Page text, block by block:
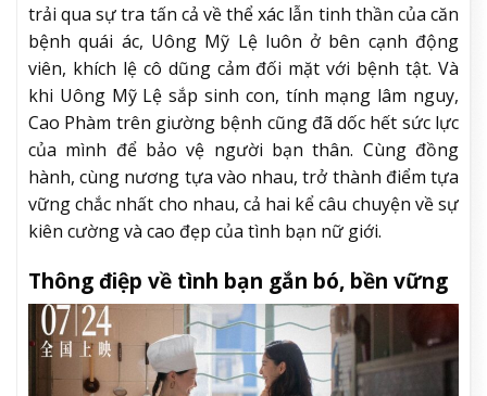
trải qua sự tra tấn cả về thể xác lẫn tinh thần của căn
bệnh quái ác, Uông Mỹ Lệ luôn ở bên cạnh động
viên, khích lệ cô dũng cảm đối mặt với bệnh tật. Và
khi Uông Mỹ Lệ sắp sinh con, tính mạng lâm nguy,
Cao Phàm trên giường bệnh cũng đã dốc hết sức lực
của mình để bảo vệ người bạn thân. Cùng đồng
hành, cùng nương tựa vào nhau, trở thành điểm tựa
vững chắc nhất cho nhau, cả hai kể câu chuyện về sự
kiên cường và cao đẹp của tình bạn nữ giới.
Thông điệp về tình bạn gắn bó, bền vững